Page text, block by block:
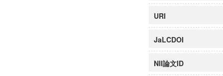
URI
JaLCDOI
NII論文ID